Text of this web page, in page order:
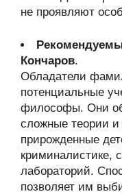
не проявляют
Кончаров.
Обладатели
потенциальные
философы. Они
сложные теории
прирожденные
криминалистике,
лабораторий.
позволяет им